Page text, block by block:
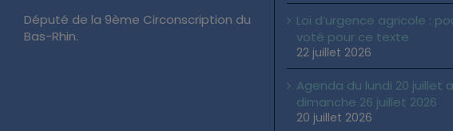
Député de la 9ème Circonscription du
Bas-Rhin.
Loi d’urgence agricole :
voté pour ce texte
22 juillet 2026
Agenda du lundi 20 juillet
dimanche 26 juillet 2026
20 juillet 2026